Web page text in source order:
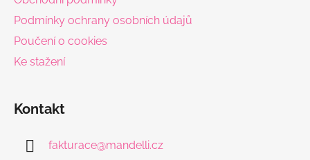
Podmínky ochrany osobních údajů
Poučení o cookies
Ke stažení
Kontakt
fakturace@mandelli.cz